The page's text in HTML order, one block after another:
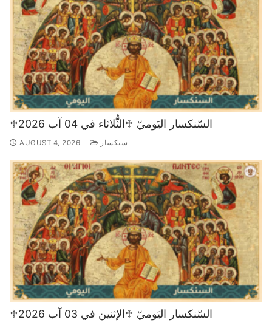
♱السّنكسار اليَوميّ ♱الثُّلاثاء في 04 آب 2026
AUGUST 4, 2026 سنكسار
♱السّنكسار اليَوميّ ♱الإثنين في 03 آب 2026